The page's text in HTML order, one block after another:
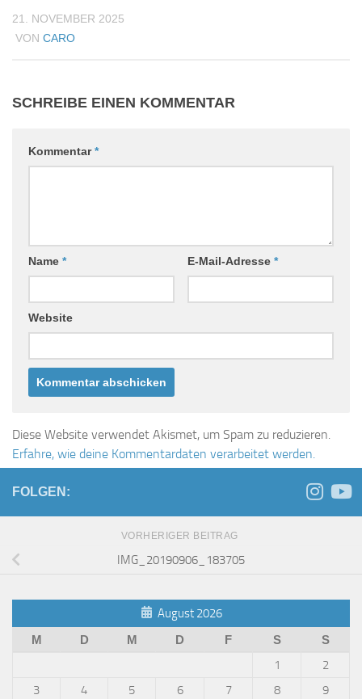
21. NOVEMBER 2025
VON CARO
SCHREIBE EINEN KOMMENTAR
Kommentar*
Name * E-Mail-Adresse *
Website
Diese Website verwendet Akismet, um Spam zu reduzieren.
Erfahre, wie deine Kommentardaten verarbeitet werden.
FOLGEN:
VORHERIGER BEITRAG
IMG_20190906_183705
August 2026
M D M D F S S
1
2
3
4 5 6 7 8
9